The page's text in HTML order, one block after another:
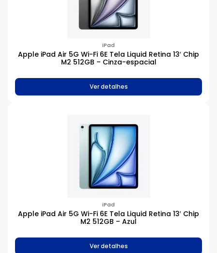
iPad
Apple iPad Air 5G Wi-Fi 6E Tela Liquid Retina 13′ Chip
M2 512GB – Cinza-espacial
Ver detalhes
iPad
Apple iPad Air 5G Wi-Fi 6E Tela Liquid Retina 13′ Chip
M2 512GB – Azul
Ver detalhes